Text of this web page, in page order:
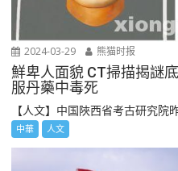
2024-03-29 熊猫时报
鮮卑人面貌 CT掃描揭謎
服丹藥中毒死
【人文】中国陜西省考古研究院
中華 人文